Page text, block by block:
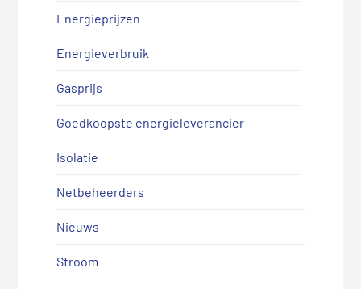
Energieprijzen
Energieverbruik
Gasprijs
Goedkoopste energieleverancier
Isolatie
Netbeheerders
Nieuws
Stroom